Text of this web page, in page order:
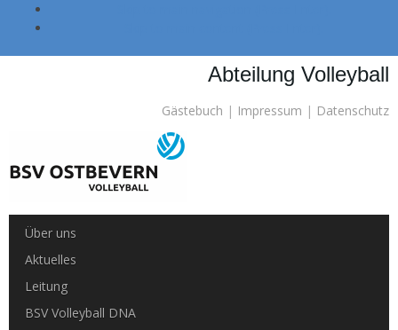
Abteilung Volleyball
Gästebuch | Impressum | Datenschutz
Über uns
Aktuelles
Leitung
BSV Volleyball DNA